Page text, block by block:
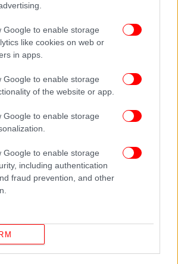
Google to enable storage
like cookies on web or
in apps.
Google to enable storage
of the website or app.
Google to enable storage
Google to enable storage
including authentication
fraud prevention, and other
08:00
κέρδη των
της παγκόσμιας φτώχειας